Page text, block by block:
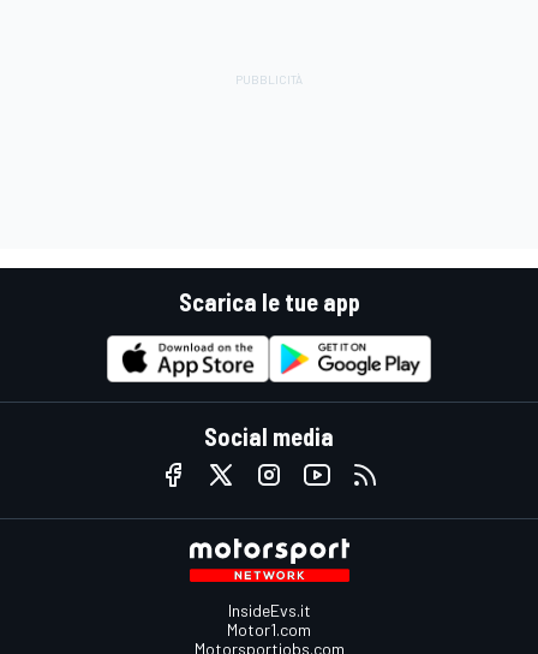
Scarica le tue app
Social media
InsideEvs.it
Motor1.com
Motorsportjobs.com